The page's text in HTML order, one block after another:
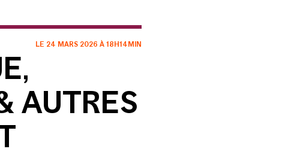
LE 24 MARS 2026 À 18H14MIN
AUTRES